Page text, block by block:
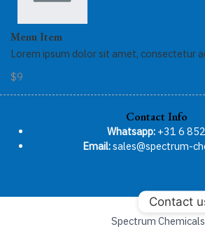
Menu Item
Lorem ipsum dolor sit amet, consectetur
$9
Contact Info
Whatsapp:+31 6
Email:sales@spectrum-
Spectrum Chemicals
Contact